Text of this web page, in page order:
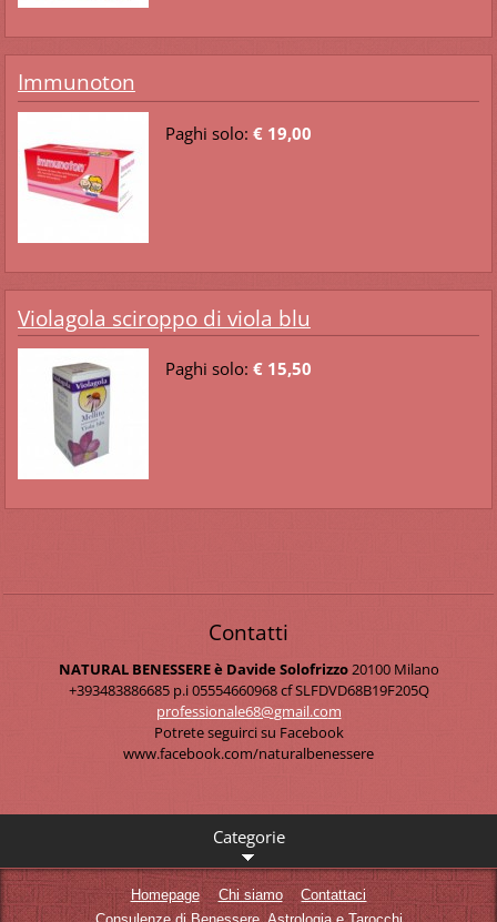
Immunoton
Paghi solo: € 19,00
Violagola sciroppo di viola blu
Paghi solo: € 15,50
Contatti
NATURAL BENESSERE è Davide Solofrizzo20100 Milano
+393483886685 p.i 05554660968 cf SLFDVD68B19F205Q
professionale68@gmail.com
Potrete seguirci su Facebook
www.facebook.com/naturalbenessere
Categorie
Homepage Chi siamo
Contattaci